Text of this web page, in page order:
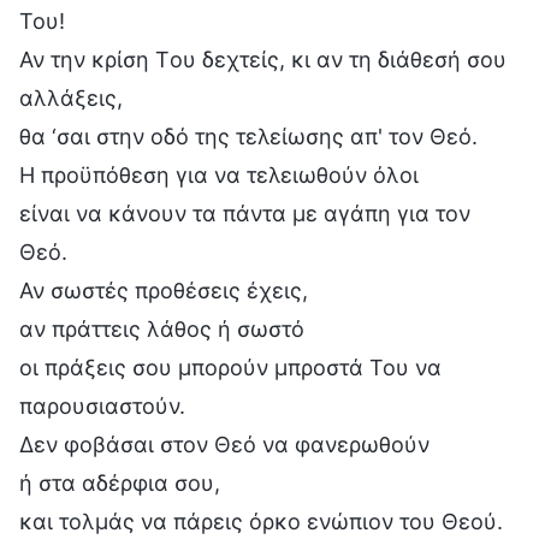
Του!
Αν την κρίση Tου δεχτείς, κι αν τη διάθεσή σου
αλλάξεις,
θα ‘σαι στην οδό της τελείωσης απ' τον Θεό.
Η προϋπόθεση για να τελειωθούν όλοι
είναι να κάνουν τα πάντα με αγάπη για τον
Θεό.
Αν σωστές προθέσεις έχεις,
αν πράττεις λάθος ή σωστό
οι πράξεις σου μπορούν μπροστά Του να
παρουσιαστούν.
Δεν φοβάσαι στον Θεό να φανερωθούν
ή στα αδέρφια σου,
και τολμάς να πάρεις όρκο ενώπιον του Θεού.